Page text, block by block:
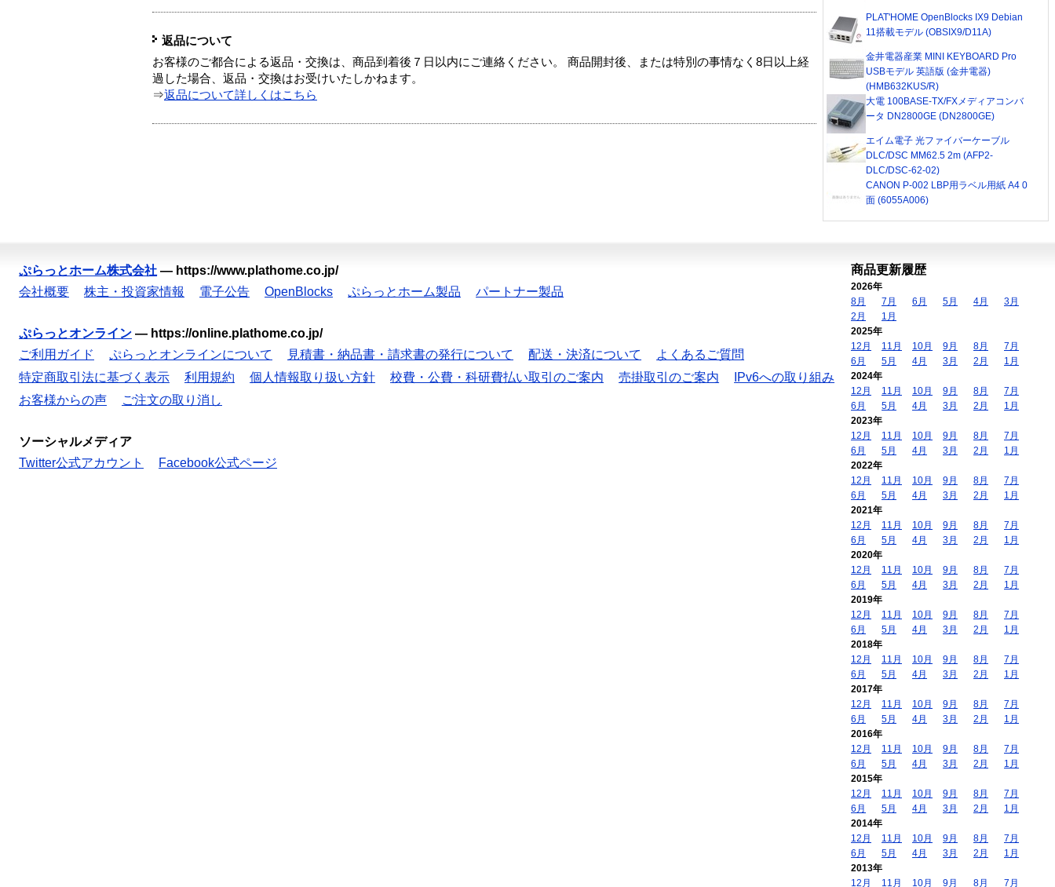
返品について
お客様のご都合による返品・交換は、商品到着後７日以内にご連絡ください。 商品開封後、または特別の事情なく8日以上経
過した場合、返品・交換はお受けいたしかねます。
⇒返品について詳しくはこちら
PLAT'HOME OpenBlocks IX9 Debian
11搭載モデル (OBSIX9/D11A)
金井電器産業 MINI KEYBOARD Pro
USBモデル 英語版 (金井電器)
(HMB632KUS/R)
大電 100BASE-TX/FXメディアコンバ
ータ DN2800GE (DN2800GE)
エイム電子 光ファイバーケーブル
DLC/DSC MM62.5 2m (AFP2-
DLC/DSC-62-02)
CANON P-002 LBP用ラベル用紙 A4 0
面 (6055A006)
ぷらっとホーム株式会社 — https://www.plathome.co.jp/
会社概要
株主・投資家情報 電子公告 OpenBlocks ぷらっとホーム製品 パートナー製品
ぷらっとオンライン — https://online.plathome.co.jp/
ご利用ガイド
ぷらっとオンラインについて 見積書・納品書・請求書の発行について 配送・決済について
よくあるご質問
特定商取引法に基づく表示
利用規約 個人情報取り扱い方針 校費・公費・科研費払い取引のご案内 売掛取引のご案内
IPv6への取り組み
お客様からの声
ご注文の取り消し
ソーシャルメディア
Twitter公式アカウント
Facebook公式ページ
商品更新履歴
2026年
8月
7月 6月 5月 4月
3月
2月
1月
2025年
12月
11月 10月 9月 8月
7月
6月
5月 4月 3月 2月
1月
2024年
12月
11月 10月 9月 8月
7月
6月
5月 4月 3月 2月
1月
2023年
12月
11月 10月 9月 8月
7月
6月
5月 4月 3月 2月
1月
2022年
12月
11月 10月 9月 8月
7月
6月
5月 4月 3月 2月
1月
2021年
12月
11月 10月 9月 8月
7月
6月
5月 4月 3月 2月
1月
2020年
12月
11月 10月 9月 8月
7月
6月
5月 4月 3月 2月
1月
2019年
12月
11月 10月 9月 8月
7月
6月
5月 4月 3月 2月
1月
2018年
12月
11月 10月 9月 8月
7月
6月
5月 4月 3月 2月
1月
2017年
12月
11月 10月 9月 8月
7月
6月
5月 4月 3月 2月
1月
2016年
12月
11月 10月 9月 8月
7月
6月
5月 4月 3月 2月
1月
2015年
12月
11月 10月 9月 8月
7月
6月
5月 4月 3月 2月
1月
2014年
12月
11月 10月 9月 8月
7月
6月
5月 4月 3月 2月
1月
2013年
12月
11月 10月 9月 8月 7月